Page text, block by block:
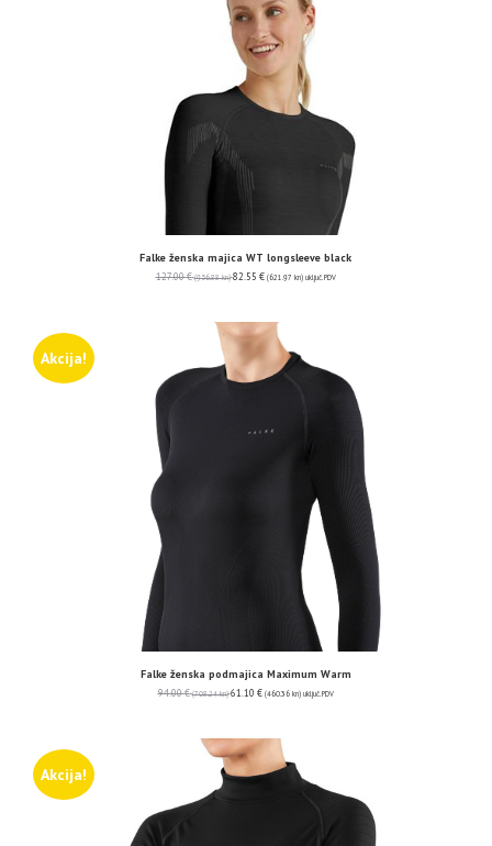
Falke ženska majica WT longsleeve black
127.00€ (956.88 kn) 82.55 € (621.97 kn) uključ. PDV
Akcija!
Falke ženska podmajica Maximum Warm
94.00€ (708.24 kn) 61.10 € (460.36 kn) uključ. PDV
Akcija!